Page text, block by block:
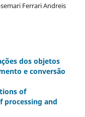
Ferrari Andreis
dos objetos
e conversão
of
processing and